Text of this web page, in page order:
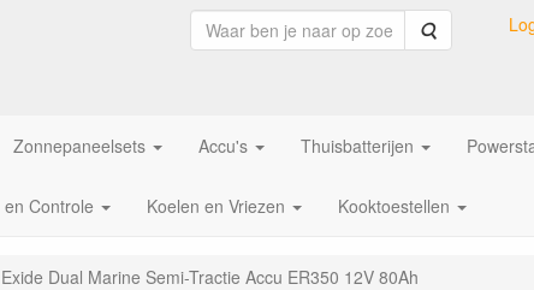
Zoeken
Zonnepaneelsets Accu's Thuisbatterijen
Controle Koelen en Vriezen Kooktoestellen
Exide Dual Marine Semi-Tractie Accu ER350 12V 80Ah